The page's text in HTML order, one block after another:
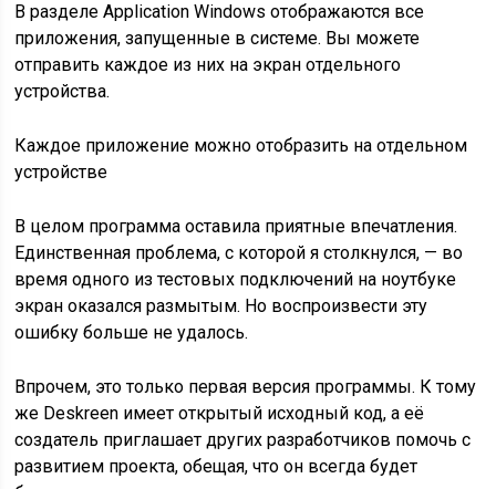
В разделе Application Windows отображаются все
приложения, запущенные в системе. Вы можете
отправить каждое из них на экран отдельного
устройства.
Каждое приложение можно отобразить на отдельном
устройстве
В целом программа оставила приятные впечатления.
Единственная проблема, с которой я столкнулся, — во
время одного из тестовых подключений на ноутбуке
экран оказался размытым. Но воспроизвести эту
ошибку больше не удалось.
Впрочем, это только первая версия программы. К тому
же Deskreen имеет открытый исходный код, а её
создатель приглашает других разработчиков помочь с
развитием проекта, обещая, что он всегда будет